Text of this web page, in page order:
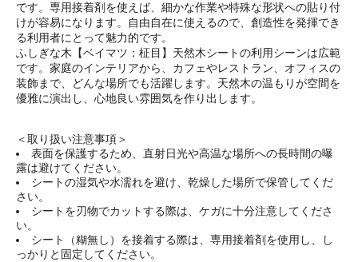
です。専用接着剤を使えば、細かな作業や特殊な形状への貼り付
けが容易になります。自由自在に使えるので、創造性を発揮でき
る利用者にとって魅力的です。
ふしぎな木【ベイマツ：柾目】天然木シートの利用シーンは広範
です。家庭のインテリアから、カフェやレストラン、オフィスの
装飾まで、どんな場所でも活躍します。天然木の温もりが空間を
優雅に演出し、心地良い雰囲気を作り出します。
＜取り扱い注意事項＞
表面を保護するため、直射日光や高温な場所への長時間の曝
露は避けてください。
シートの湿気や水濡れを避け、乾燥した場所で保管してくだ
さい。
シートを刃物でカットする際は、ケガに十分注意してくださ
い。
シート（糊無し）を接着する際は、専用接着剤を使用し、し
っかりと固定してください。